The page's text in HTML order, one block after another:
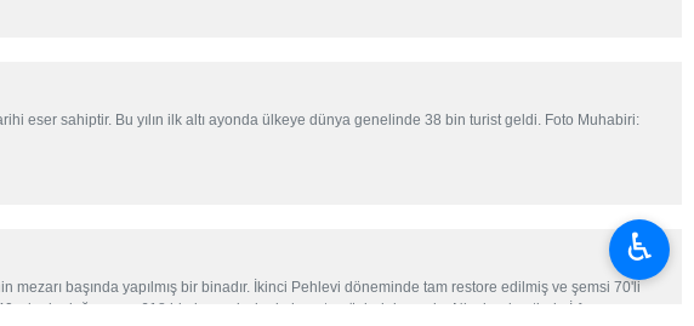
eser sahiptir. Bu yılın ilk altı ayonda ülkeye dünya genelinde 38 bin turist geldi. Foto Muhabiri:
başında yapılmış bir binadır. İkinci Pehlevi döneminde tam restore edilmiş ve şemsi 70'li
doğmuş ve 618 hicri şemsi yılında hayata gözlerini yumdu. Nişabur kentinde İrfan
♿︎